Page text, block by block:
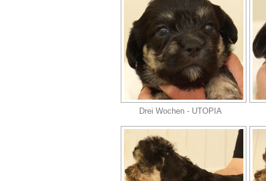
Drei Wochen - UTOPIA